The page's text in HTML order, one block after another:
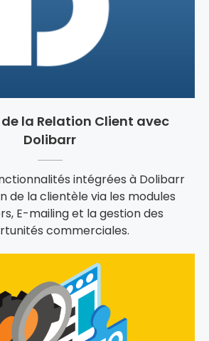
la Relation Client avec
Dolibarr
intégrées à Dolibarr
de la clientèle via les modules
E-mailing et la gestion des
commerciales.